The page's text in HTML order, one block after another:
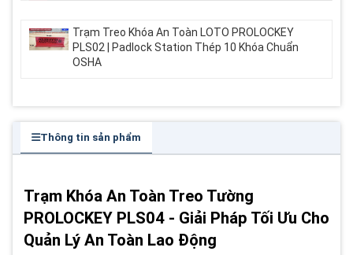
Trạm Treo Khóa An Toàn LOTO PROLOCKEY
PLS02 | Padlock Station Thép 10 Khóa Chuẩn
OSHA
Thông tin sản phẩm
Trạm Khóa An Toàn Treo Tường
PROLOCKEY PLS04 - Giải Pháp Tối Ưu Cho
Quản Lý An Toàn Lao Động